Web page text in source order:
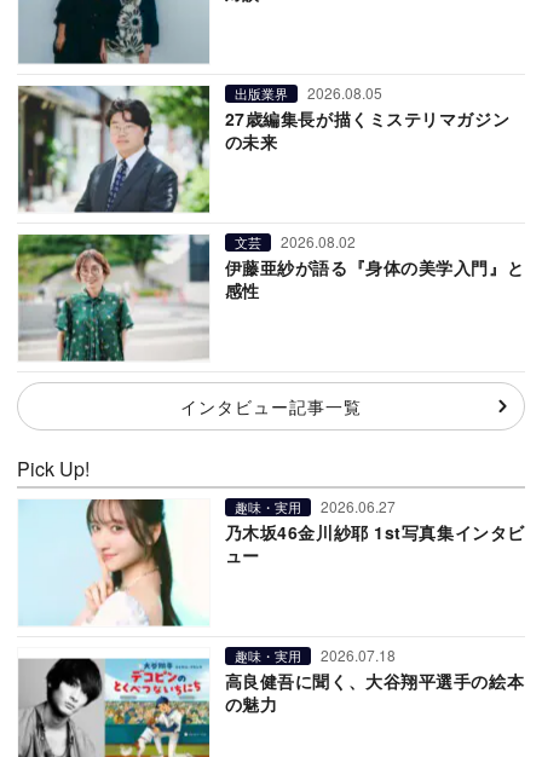
出版業界 2026.08.05
27歳編集長が描くミステリマガジン
の未来
文芸 2026.08.02
伊藤亜紗が語る『身体の美学入門』と
感性
インタビュー記事一覧
Pick Up!
趣味・実用 2026.06.27
乃木坂46金川紗耶 1st写真集インタビ
ュー
趣味・実用 2026.07.18
高良健吾に聞く、大谷翔平選手の絵本
の魅力